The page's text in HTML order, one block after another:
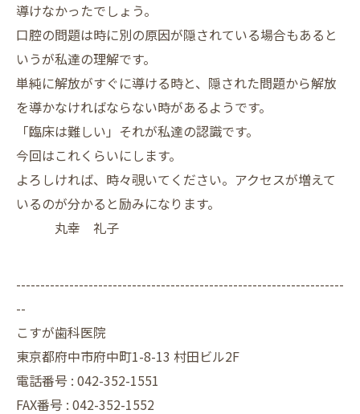
導けなかったでしょう。
口腔の問題は時に別の原因が隠されている場合もあると
いうが私達の理解です。
単純に解放がすぐに導ける時と、隠された問題から解放
を導かなければならない時があるようです。
「臨床は難しい」それが私達の認識です。
今回はこれくらいにします。
よろしければ、時々覗いてください。アクセスが増えて
いるのが分かると励みになります。
丸幸 礼子
--------------------------------------------------------------------
--
こすが歯科医院
東京都府中市府中町1-8-13 村田ビル2F
電話番号 : 042-352-1551
FAX番号 : 042-352-1552